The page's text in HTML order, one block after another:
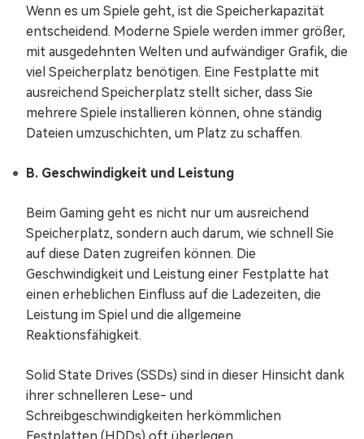
Wenn es um Spiele geht, ist die Speicherkapazität
entscheidend. Moderne Spiele werden immer größer,
mit ausgedehnten Welten und aufwändiger Grafik, die
viel Speicherplatz benötigen. Eine Festplatte mit
ausreichend Speicherplatz stellt sicher, dass Sie
mehrere Spiele installieren können, ohne ständig
Dateien umzuschichten, um Platz zu schaffen.
B. Geschwindigkeit und Leistung
Beim Gaming geht es nicht nur um ausreichend
Speicherplatz, sondern auch darum, wie schnell Sie
auf diese Daten zugreifen können. Die
Geschwindigkeit und Leistung einer Festplatte hat
einen erheblichen Einfluss auf die Ladezeiten, die
Leistung im Spiel und die allgemeine
Reaktionsfähigkeit.
Solid State Drives (SSDs) sind in dieser Hinsicht dank
ihrer schnelleren Lese- und
Schreibgeschwindigkeiten herkömmlichen